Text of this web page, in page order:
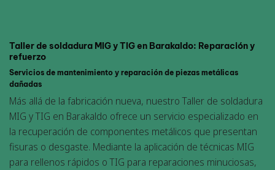
Taller de soldadura MIG y TIG en Barakaldo: Reparación y
refuerzo
Servicios de mantenimiento y reparación de piezas metálicas
dañadas
Más allá de la fabricación nueva, nuestro Taller de soldadura
MIG y TIG en Barakaldo ofrece un servicio especializado en
la recuperación de componentes metálicos que presentan
fisuras o desgaste. Mediante la aplicación de técnicas MIG
para rellenos rápidos o TIG para reparaciones minuciosas,